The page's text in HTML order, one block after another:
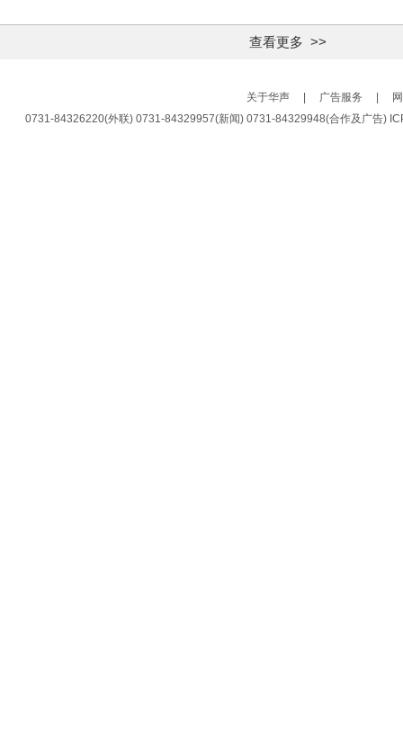
查看更多 >>
关于华声 广告服务
0731-84326220(外联) 0731-84329957(新闻) 0731-84329948(合作及广告)